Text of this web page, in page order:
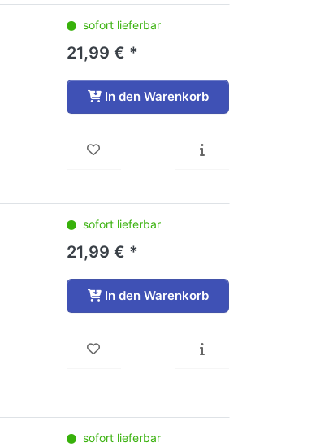
sofort lieferbar
21,99 € *
In den Warenkorb
sofort lieferbar
21,99 € *
In den Warenkorb
sofort lieferbar